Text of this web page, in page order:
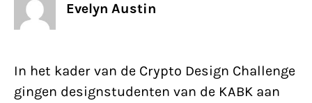
Evelyn Austin
In het kader van de Crypto Design Challenge
gingen designstudenten van de KABK aan